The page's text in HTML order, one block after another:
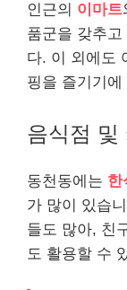
인근의 이마트
품군을 갖추
다. 이 외에도
핑을 즐기기
음식점 및
동천동에는 한
가 많이 있습
들도 많아, 친
도 활용할 수